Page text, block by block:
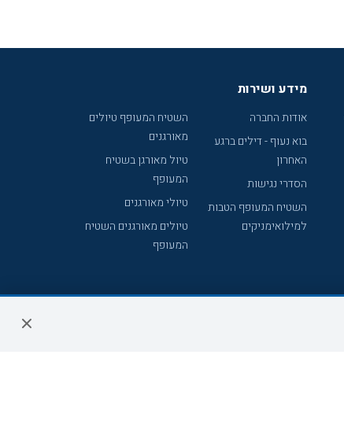
מידע ושירות
אודות החברה
בוא נעוף - דילים ברגע
האחרון
הסדרי נגישות
השטיח המעופף הטבות
למילואימניקים
השטיח המעופף טיולים
מאורגנים
טיול מאורגן בשטיח
המעופף
טיולי מאורגנים
טיולים מאורגנים השטיח
המעופף